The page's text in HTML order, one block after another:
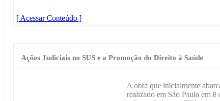
[ Acessar Conteúdo ]
Ações Judiciais no SUS e a Promoção do Direito à Saúde
A obra que inicialmente
realizado em São Paulo em